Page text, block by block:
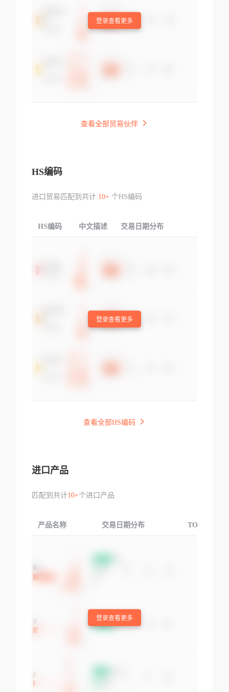
登录查看更多
查看全部贸易伙伴
HS编码
进口贸易匹配到共计 10+个HS编码
HS编码 中文描述 交易日期分布
登录查看更多
查看全部HS编码
进口产品
匹配到共计10+个进口产品
产品名称 交易日期分布 TOP3交易国
登录查看更多